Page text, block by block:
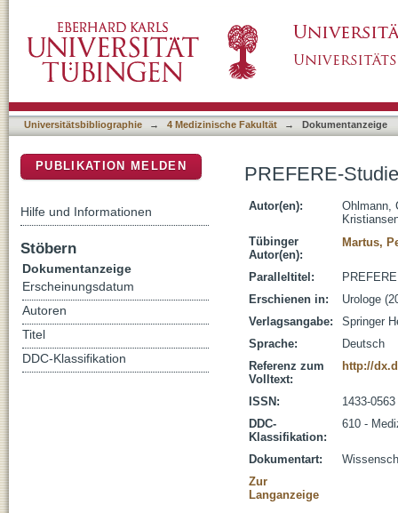
Universitätsbibliographie → 4 Medizinische Fakultät → Dokumentanzeige
PREFERE-
Autor(en):
Ohlmann,
Tübinger
Autor(en):
Martus,
Paralleltitel:
Erschienen in:
Urologe
Verlagsangabe:
Springer
Sprache:
Deutsch
Referenz zum
Volltext:
http://
ISSN:
1433-0563
DDC-
Klassifikation:
610 -
Dokumentart:
Zur
Langanzeige
PUBLIKATION MELDEN
Hilfe und Informationen
Stöbern
Dokumentanzeige
Erscheinungsdatum
Autoren
Titel
DDC-Klassifikation